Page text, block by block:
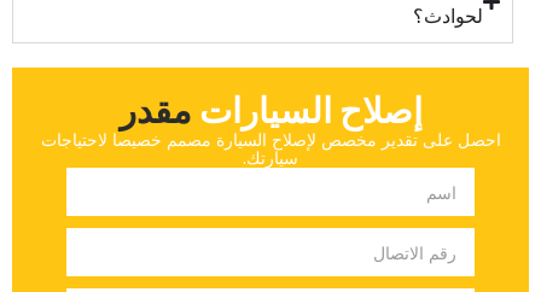
لحوادث؟‏
إصلاح السيارات ‏مقدر‏
‏احصل على تقدير مخصص لإصلاح السيارة مصمم خصيصا لاحتياجات
سيارتك.‏